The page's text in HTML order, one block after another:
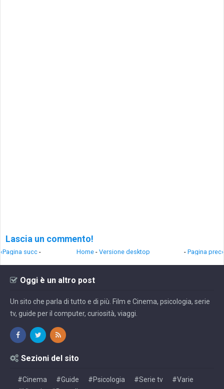
Lascia un commento!
‹Pagina succ - - Pagina prec›
Home - Versione desktop
Oggi è un altro post
Un sito che parla di tutto e di più. Film e Cinema, psicologia, serie
tv, guide per il computer, curiosità, viaggi.
Sezioni del sito
#Cinema #Guide #Psicologia #Serie tv
#Varie